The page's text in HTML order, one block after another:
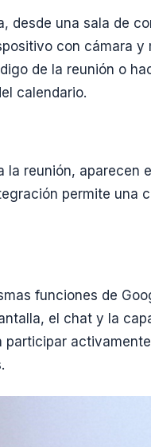
desde una sala de
con cámara y
de la reunión o
calendario.
reunión, aparecen
permite una
funciones de
el chat y la